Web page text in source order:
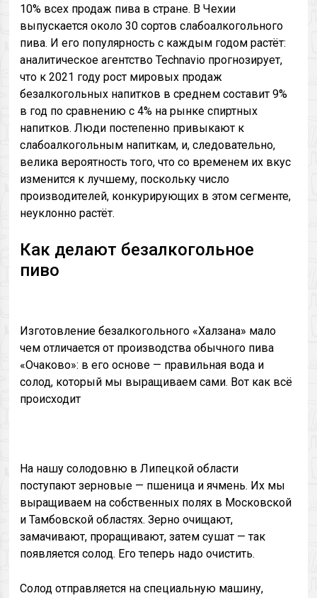
10% всех продаж пива в стране. В Чехии
выпускается около 30 сортов слабоалкогольного
пива. И его популярность с каждым годом растёт:
аналитическое агентство Technavio прогнозирует,
что к 2021 году рост мировых продаж
безалкогольных напитков в среднем составит 9%
в год по сравнению с 4% на рынке спиртных
напитков. Люди постепенно привыкают к
слабоалкогольным напиткам, и, следовательно,
велика вероятность того, что со временем их вкус
изменится к лучшему, поскольку число
производителей, конкурирующих в этом сегменте,
неуклонно растёт.
Как делают безалкогольное
пиво
Изготовление безалкогольного «Халзана» мало
чем отличается от производства обычного пива
«Очаково»: в его основе — правильная вода и
солод, который мы выращиваем сами. Вот как всё
происходит
На нашу солодовню в Липецкой области
поступают зерновые — пшеница и ячмень. Их мы
выращиваем на собственных полях в Московской
и Тамбовской областях. Зерно очищают,
замачивают, проращивают, затем сушат — так
появляется солод. Его теперь надо очистить.
Солод отправляется на специальную машину,